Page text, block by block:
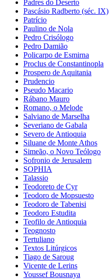
Padres do Deserto
Pascásio Radberto (séc. IX)
Patrício
Paulino de Nola
Pedro Crisólogo
Pedro Damião
Policarpo de Esmirna
Proclus de Constantinopla
Prospero de Aquitania
Prudencio
Pseudo Macario
Rábano Mauro
Romano, o Melode
Salviano de Marselha
Severiano de Gabala
Severo de Antioquia
Siluane de Monte Athos
Simeão, o Novo Teólogo
Sofronio de Jerusalem
SOPHIA
Talassio
Teodoreto de Cyr
Teodoro de Mopsuesto
Teodoro de Tabenisi
Teodoro Estudita
Teofilo de Antioquia
Teognosto
Tertuliano
Textos Litúrgicos
Tiago de Saroug
Vicente de Lerins
Youssef Bousnaya